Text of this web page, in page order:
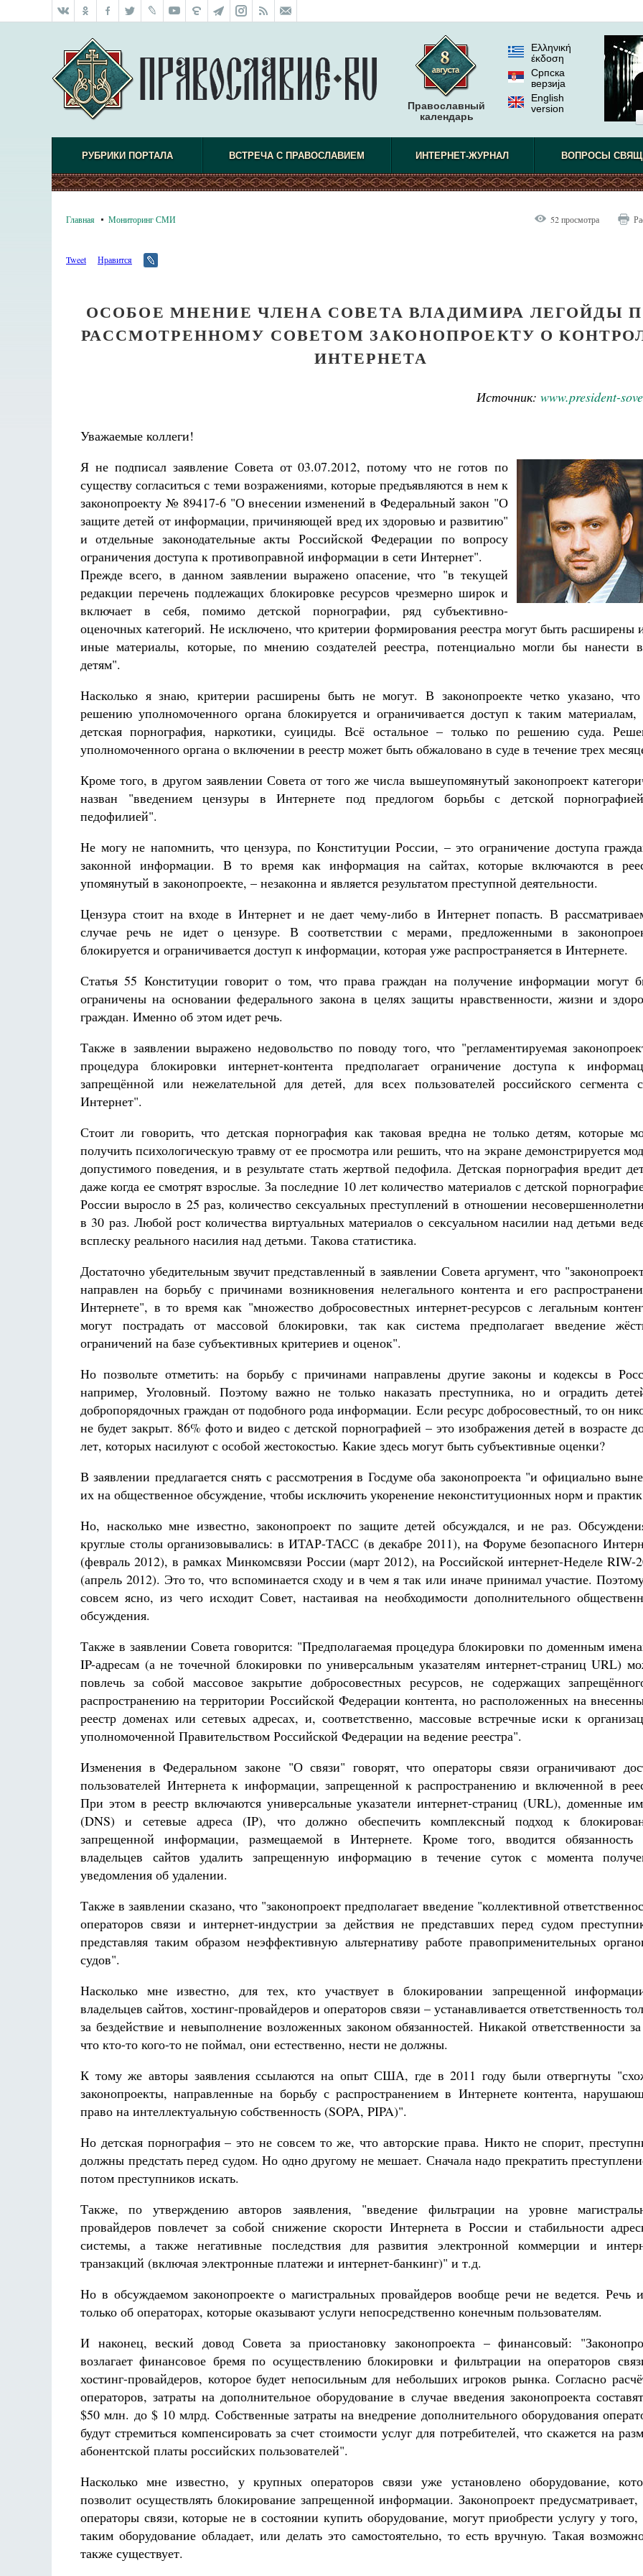
Православный
календарь
Ελληνική
έκδοση
Српска
верзиjа
English
version
РУБРИКИ ПОРТАЛА ВСТРЕЧА С ПРАВОСЛАВИЕМ ИНТЕРНЕТ-ЖУРНАЛ ВОПРОСЫ
Главная Мониторинг СМИ 52 просмотра
Tweet Нравится
ОСОБОЕ МНЕНИЕ ЧЛЕНА СОВЕТА ВЛАДИМИРА ЛЕГОЙДЫ
РАССМОТРЕННОМУ СОВЕТОМ ЗАКОНОПРОЕКТУ О
ИНТЕРНЕТА
Источник: www.president-
Уважаемые коллеги!
Я не подписал заявление Совета от 03.07.2012, потому что не готов по
существу согласиться с теми возражениями, которые предъявляются в нем к
законопроекту № 89417-6 "О внесении изменений в Федеральный закон "О
защите детей от информации, причиняющей вред их здоровью и развитию"
и отдельные законодательные акты Российской Федерации по вопросу
ограничения доступа к противоправной информации в сети Интернет".
Прежде всего, в данном заявлении выражено опасение, что "в текущей
редакции перечень подлежащих блокировке ресурсов чрезмерно широк и
включает в себя, помимо детской порнографии, ряд субъективно-
оценочных категорий. Не исключено, что критерии формирования реестра могут быть расширены
иные материалы, которые, по мнению создателей реестра, потенциально могли бы нанести
детям".
Насколько я знаю, критерии расширены быть не могут. В законопроекте четко указано,
решению уполномоченного органа блокируется и ограничивается доступ к таким материалам,
детская порнография, наркотики, суициды. Всё остальное – только по решению суда.
уполномоченного органа о включении в реестр может быть обжаловано в суде в течение трех
Кроме того, в другом заявлении Совета от того же числа вышеупомянутый законопроект
назван "введением цензуры в Интернете под предлогом борьбы с детской
педофилией".
Не могу не напомнить, что цензура, по Конституции России, – это ограничение доступа
законной информации. В то время как информация на сайтах, которые включаются в
упомянутый в законопроекте, – незаконна и является результатом преступной деятельности.
Цензура стоит на входе в Интернет и не дает чему-либо в Интернет попасть. В
случае речь не идет о цензуре. В соответствии с мерами, предложенными в
блокируется и ограничивается доступ к информации, которая уже распространяется в Интернете.
Статья 55 Конституции говорит о том, что права граждан на получение информации могут
ограничены на основании федерального закона в целях защиты нравственности, жизни и
граждан. Именно об этом идет речь.
Также в заявлении выражено недовольство по поводу того, что "регламентируемая
процедура блокировки интернет-контента предполагает ограничение доступа к
запрещённой или нежелательной для детей, для всех пользователей российского сегмента
Интернет".
Стоит ли говорить, что детская порнография как таковая вредна не только детям, которые
получить психологическую травму от ее просмотра или решить, что на экране демонстрируется
допустимого поведения, и в результате стать жертвой педофила. Детская порнография вредит
даже когда ее смотрят взрослые. За последние 10 лет количество материалов с детской
России выросло в 25 раз, количество сексуальных преступлений в отношении
в 30 раз. Любой рост количества виртуальных материалов о сексуальном насилии над детьми
всплеску реального насилия над детьми. Такова статистика.
Достаточно убедительным звучит представленный в заявлении Совета аргумент, что
направлен на борьбу с причинами возникновения нелегального контента и его
Интернете", в то время как "множество добросовестных интернет-ресурсов с легальным
могут пострадать от массовой блокировки, так как система предполагает введение
ограничений на базе субъективных критериев и оценок".
Но позвольте отметить: на борьбу с причинами направлены другие законы и кодексы в
например, Уголовный. Поэтому важно не только наказать преступника, но и оградить
добропорядочных граждан от подобного рода информации. Если ресурс добросовестный, то он
не будет закрыт. 86% фото и видео с детской порнографией – это изображения детей в возрасте
лет, которых насилуют с особой жестокостью. Какие здесь могут быть субъективные оценки?
В заявлении предлагается снять с рассмотрения в Госдуме оба законопроекта "и официально
их на общественное обсуждение, чтобы исключить укоренение неконституционных норм и
Но, насколько мне известно, законопроект по защите детей обсуждался, и не раз.
круглые столы организовывались: в ИТАР-ТАСС (в декабре 2011), на Форуме безопасного
(февраль 2012), в рамках Минкомсвязи России (март 2012), на Российской интернет-Неделе RIW-
(апрель 2012). Это то, что вспоминается сходу и в чем я так или иначе принимал участие.
совсем ясно, из чего исходит Совет, настаивая на необходимости дополнительного
обсуждения.
Также в заявлении Совета говорится: "Предполагаемая процедура блокировки по доменным
IP-адресам (а не точечной блокировки по универсальным указателям интернет-страниц URL)
повлечь за собой массовое закрытие добросовестных ресурсов, не содержащих
распространению на территории Российской Федерации контента, но расположенных на
реестр доменах или сетевых адресах, и, соответственно, массовые встречные иски к
уполномоченной Правительством Российской Федерации на ведение реестра".
Изменения в Федеральном законе "О связи" говорят, что операторы связи ограничивают
пользователей Интернета к информации, запрещенной к распространению и включенной в
При этом в реестр включаются универсальные указатели интернет-страниц (URL), доменные
(DNS) и сетевые адреса (IP), что должно обеспечить комплексный подход к
запрещенной информации, размещаемой в Интернете. Кроме того, вводится обязанность
владельцев сайтов удалить запрещенную информацию в течение суток с момента
уведомления об удалении.
Также в заявлении сказано, что "законопроект предполагает введение "коллективной
операторов связи и интернет-индустрии за действия не представших перед судом
представляя таким образом неэффективную альтернативу работе правоприменительных
судов".
Насколько мне известно, для тех, кто участвует в блокировании запрещенной
владельцев сайтов, хостинг-провайдеров и операторов связи – устанавливается ответственность
за бездействие и невыполнение возложенных законом обязанностей. Никакой ответственности
что кто-то кого-то не поймал, они естественно, нести не должны.
К тому же авторы заявления ссылаются на опыт США, где в 2011 году были отвергнуты
законопроекты, направленные на борьбу с распространением в Интернете контента,
право на интеллектуальную собственность (SOPA, PIPA)".
Но детская порнография – это не совсем то же, что авторские права. Никто не спорит,
должны предстать перед судом. Но одно другому не мешает. Сначала надо прекратить
потом преступников искать.
Также, по утверждению авторов заявления, "введение фильтрации на уровне
провайдеров повлечет за собой снижение скорости Интернета в России и стабильности
системы, а также негативные последствия для развития электронной коммерции и
транзакций (включая электронные платежи и интернет-банкинг)" и т.д.
Но в обсуждаемом законопроекте о магистральных провайдеров вообще речи не ведется. Речь
только об операторах, которые оказывают услуги непосредственно конечным пользователям.
И наконец, веский довод Совета за приостановку законопроекта – финансовый:
возлагает финансовое бремя по осуществлению блокировки и фильтрации на операторов
хостинг-провайдеров, которое будет непосильным для небольших игроков рынка. Согласно
операторов, затраты на дополнительное оборудование в случае введения законопроекта
$50 млн. до $ 10 млрд. Cобственные затраты на внедрение дополнительного оборудования
будут стремиться компенсировать за счет стоимости услуг для потребителей, что скажется на
абонентской платы российских пользователей".
Насколько мне известно, у крупных операторов связи уже установлено оборудование,
позволит осуществлять блокирование запрещенной информации. Законопроект предусматривает,
операторы связи, которые не в состоянии купить оборудование, могут приобрести услугу у того,
таким оборудование обладает, или делать это самостоятельно, то есть вручную. Такая
также существует.
Разлуки не будет
Фредерика де Грааф Как найти своё место в жизни
Великомученик Георгий Победоносец.
святого
Роман Котов